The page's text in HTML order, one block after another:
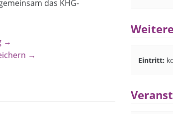
das KHG-
→
→
Eintritt: